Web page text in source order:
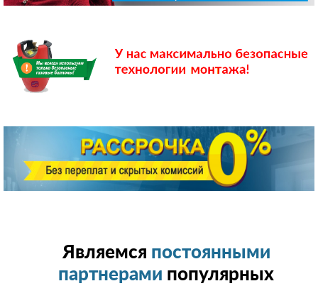
Являемся постоянными
партнерами популярных